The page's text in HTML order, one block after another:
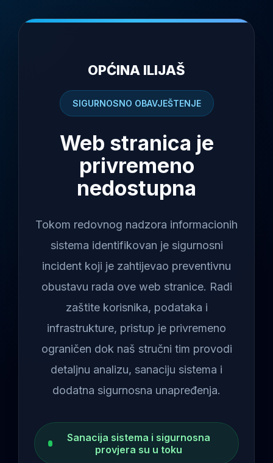
OPĆINA ILIJAŠ
SIGURNOSNO OBAVJEŠTENJE
Web stranica je
privremeno
nedostupna
Tokom redovnog nadzora informacionih
sistema identifikovan je sigurnosni
incident koji je zahtijevao preventivnu
obustavu rada ove web stranice. Radi
zaštite korisnika, podataka i
infrastrukture, pristup je privremeno
ograničen dok naš stručni tim provodi
detaljnu analizu, sanaciju sistema i
dodatna sigurnosna unapređenja.
Sanacija sistema i sigurnosna
provjera su u toku